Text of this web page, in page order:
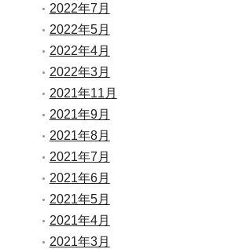
2022年7月
2022年5月
2022年4月
2022年3月
2021年11月
2021年9月
2021年8月
2021年7月
2021年6月
2021年5月
2021年4月
2021年3月